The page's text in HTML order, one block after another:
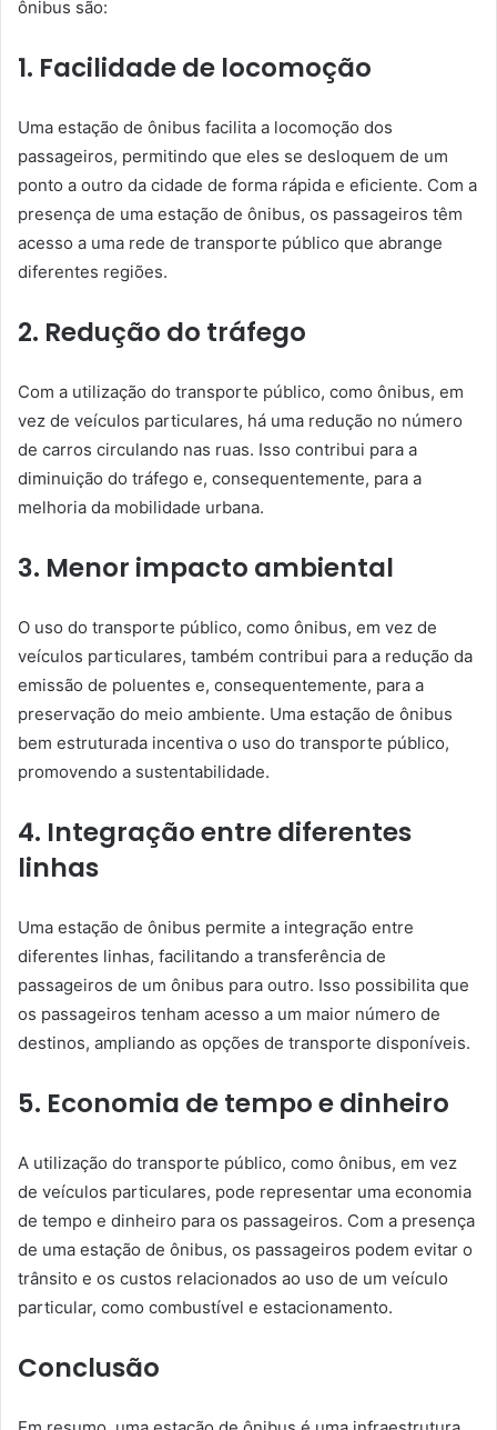
ônibus são:
1. Facilidade de locomoção
Uma estação de ônibus facilita a locomoção dos
passageiros, permitindo que eles se desloquem de um
ponto a outro da cidade de forma rápida e eficiente. Com a
presença de uma estação de ônibus, os passageiros têm
acesso a uma rede de transporte público que abrange
diferentes regiões.
2. Redução do tráfego
Com a utilização do transporte público, como ônibus, em
vez de veículos particulares, há uma redução no número
de carros circulando nas ruas. Isso contribui para a
diminuição do tráfego e, consequentemente, para a
melhoria da mobilidade urbana.
3. Menor impacto ambiental
O uso do transporte público, como ônibus, em vez de
veículos particulares, também contribui para a redução da
emissão de poluentes e, consequentemente, para a
preservação do meio ambiente. Uma estação de ônibus
bem estruturada incentiva o uso do transporte público,
promovendo a sustentabilidade.
4. Integração entre diferentes
linhas
Uma estação de ônibus permite a integração entre
diferentes linhas, facilitando a transferência de
passageiros de um ônibus para outro. Isso possibilita que
os passageiros tenham acesso a um maior número de
destinos, ampliando as opções de transporte disponíveis.
5. Economia de tempo e dinheiro
A utilização do transporte público, como ônibus, em vez
de veículos particulares, pode representar uma economia
de tempo e dinheiro para os passageiros. Com a presença
de uma estação de ônibus, os passageiros podem evitar o
trânsito e os custos relacionados ao uso de um veículo
particular, como combustível e estacionamento.
Conclusão